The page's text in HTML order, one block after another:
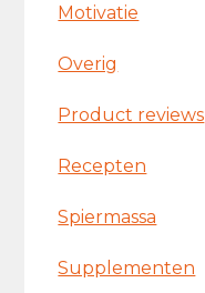
Motivatie
Overig
Product reviews
Recepten
Spiermassa
Supplementen